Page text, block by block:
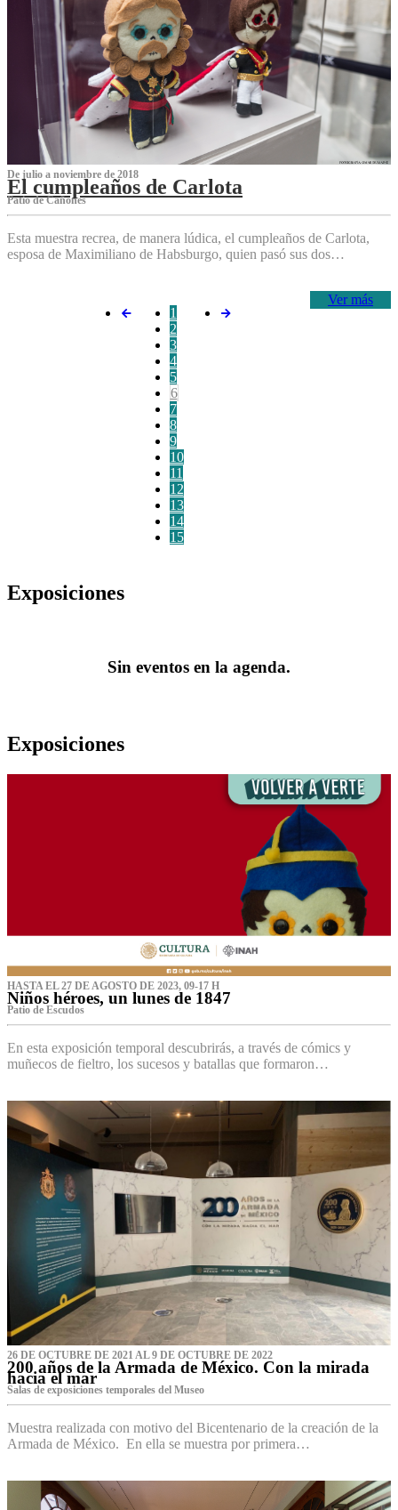
De julio a noviembre de 2018
El cumpleaños de Carlota
Patio de Cañones
Esta muestra recrea, de manera lúdica, el cumpleaños de Carlota,
esposa de Maximiliano de Habsburgo, quien pasó sus dos…
Ver más
1
2
3
4
5
6
7
8
9
10
11
12
13
14
15
Exposiciones
Sin eventos en la agenda.
Exposiciones
HASTA EL 27 DE AGOSTO DE 2023, 09-17 H
Niños héroes, un lunes de 1847
Patio de Escudos
En esta exposición temporal descubrirás, a través de cómics y
muñecos de fieltro, los sucesos y batallas que formaron…
26 DE OCTUBRE DE 2021 AL 9 DE OCTUBRE DE 2022
200 años de la Armada de México. Con la mirada
hacia el mar
Salas de exposiciones temporales del Museo‌
Muestra realizada con motivo del Bicentenario de la creación de la
Armada de México. En ella se muestra por primera…